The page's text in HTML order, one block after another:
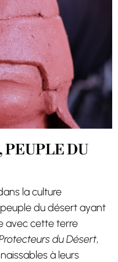
PEUPLE DU
la culture
du désert ayant
avec cette terre
du Désert,
à leurs